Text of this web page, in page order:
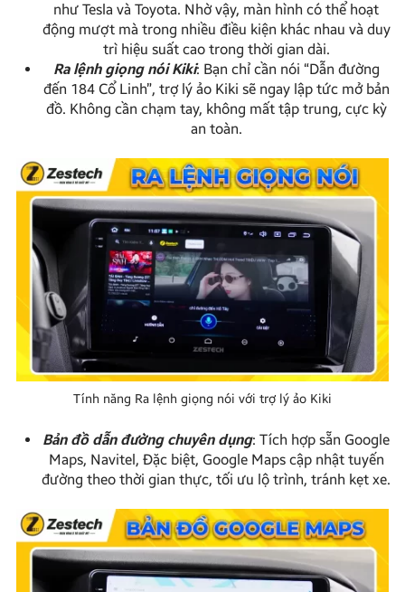
như Tesla và Toyota. Nhờ vậy, màn hình có thể hoạt
động mượt mà trong nhiều điều kiện khác nhau và duy
trì hiệu suất cao trong thời gian dài.
Ra lệnh giọng nói Kiki: Bạn chỉ cần nói “Dẫn đường
đến 184 Cổ Linh”, trợ lý ảo Kiki sẽ ngay lập tức mở bản
đồ. Không cần chạm tay, không mất tập trung, cực kỳ
an toàn.
Tính năng Ra lệnh giọng nói với trợ lý ảo Kiki
Bản đồ dẫn đường chuyên dụng: Tích hợp sẵn Google
Maps, Navitel, Đặc biệt, Google Maps cập nhật tuyến
đường theo thời gian thực, tối ưu lộ trình, tránh kẹt xe.